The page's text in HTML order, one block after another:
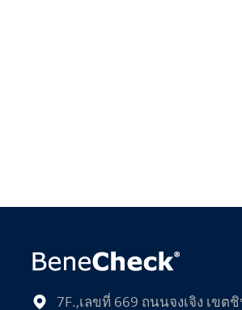
7F.,เลขที่ 669 ถนนจงเจิง เขต